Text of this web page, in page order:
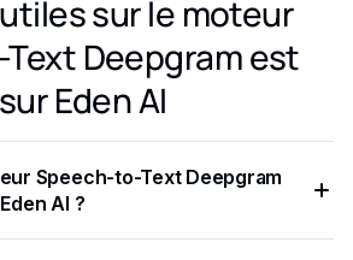
sur le moteur
Deepgram est
Eden AI
Speech-to-Text Deepgram
AI ?